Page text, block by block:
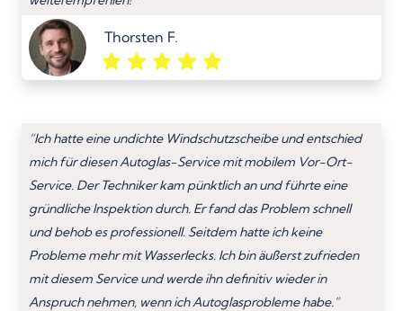
Thorsten F.
“Ich hatte eine undichte Windschutzscheibe und entschied
mich für diesen Autoglas-Service mit mobilem Vor-Ort-
Service. Der Techniker kam pünktlich an und führte eine
gründliche Inspektion durch. Er fand das Problem schnell
und behob es professionell. Seitdem hatte ich keine
Probleme mehr mit Wasserlecks. Ich bin äußerst zufrieden
mit diesem Service und werde ihn definitiv wieder in
Anspruch nehmen, wenn ich Autoglasprobleme habe.”